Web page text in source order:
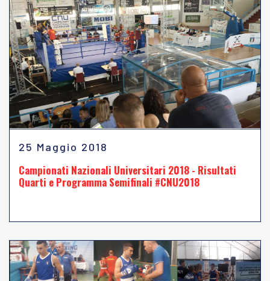
25 Maggio 2018
Campionati Nazionali Universitari 2018 - Risultati
Quarti e Programma Semifinali #CNU2018